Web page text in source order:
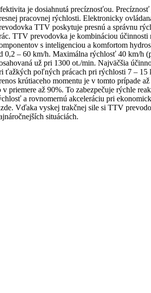
je dosiahnutá precíznosťou.
pracovnej rýchlosti. Elektronicky
TTV poskytuje presnú a správnu
TTV prevodovka je kombináciou účinnosti
s inteligenciou a komfortom
0,2 – 60 km/h. Maximálna rýchlosť 40 km/h
už pri 1300 ot./min. Najväčšia
ťažkých poľných prácach pri rýchlosti 7 – 15
krútiaceho momentu je v tomto prípade
v priemere až 90%. To zabezpečuje rýchle
a rovnomernú akceleráciu pri
Vďaka vyskej trakčnej sile si TTV
situáciách.